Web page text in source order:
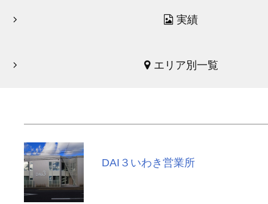
実績
エリア別一覧
DAI３いわき営業所